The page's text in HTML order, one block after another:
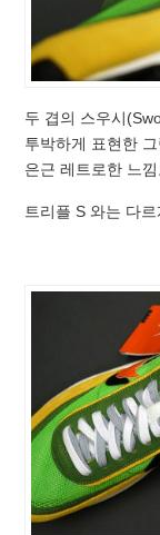
두 겹의 스우시
투박하게 표현한
은근 레트로한 느
트리플 S 와는 다